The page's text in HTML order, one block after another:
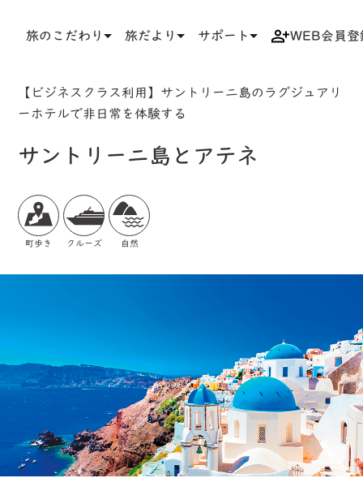
旅のこだわり 旅だより サポート WEB会員登
【ビジネスクラス利用】サントリーニ島のラグジュアリ
ーホテルで非日常を体験する
サントリーニ島とアテネ
町歩き クルーズ 自然